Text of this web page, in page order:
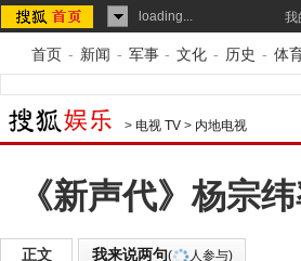
loading... 我
首页 - 新闻 - 军事 - 文化 - 历史 - 体
> 电视 TV > 内地电视
《新声代》杨宗
正文 我来说两句( 人参与)